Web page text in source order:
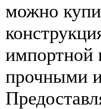
можно
импортной
прочными